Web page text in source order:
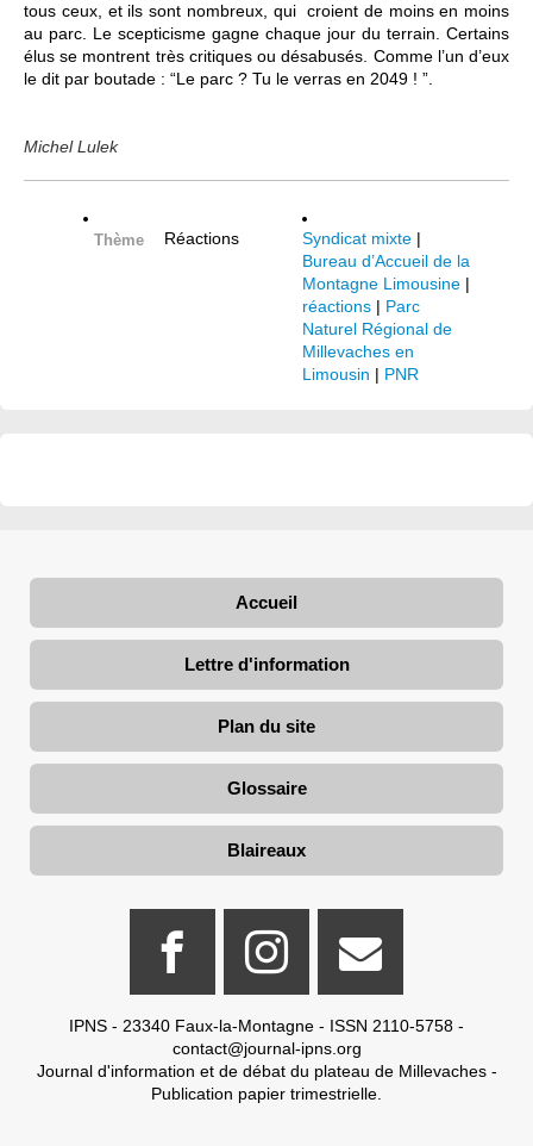
tous ceux, et ils sont nombreux, qui croient de moins en moins
au parc. Le scepticisme gagne chaque jour du terrain. Certains
élus se montrent très critiques ou désabusés. Comme l’un d’eux
le dit par boutade : “Le parc ? Tu le verras en 2049 ! ”.
Michel Lulek
Thème Réactions Syndicat mixte |
Bureau d’Accueil de la
Montagne Limousine |
réactions | Parc
Naturel Régional de
Millevaches en
Limousin | PNR
Accueil
Lettre d'information
Plan du site
Glossaire
Blaireaux
IPNS - 23340 Faux-la-Montagne - ISSN 2110-5758 -
contact@journal-ipns.org
Journal d'information et de débat du plateau de Millevaches -
Publication papier trimestrielle.